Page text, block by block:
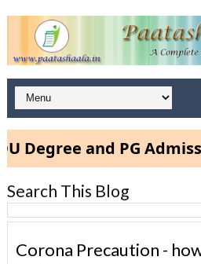
and PG
Search This Blog
Corona Precaution -